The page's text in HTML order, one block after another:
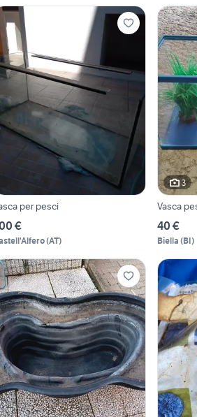
per pesci
€
(AT)
3
Vasca
40 €
Biella (BI)